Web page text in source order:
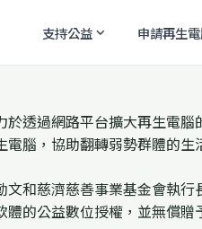
支持公益expand_more 申請再生
透過網路平台擴大再生電
腦，協助翻轉弱勢群體的生
和慈濟慈善事業基金會執
的公益數位授權，並無償